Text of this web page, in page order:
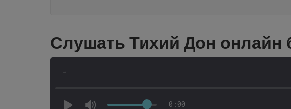
Слушать Тихий Дон онлайн
-
0:00